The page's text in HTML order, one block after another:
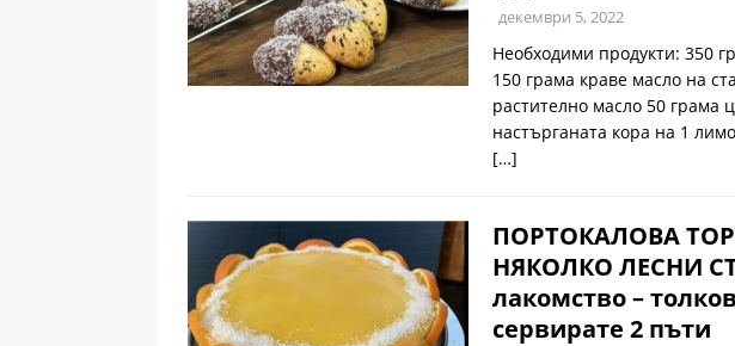
декември 5, 2022
Необходими продукти: 350
150 грама краве масло на
растително масло 50 грама
настърганата кора на 1
[…]
ПОРТОКАЛОВА
НЯКОЛКО ЛЕСНИ
лакомство –
сервирате 2 пъти